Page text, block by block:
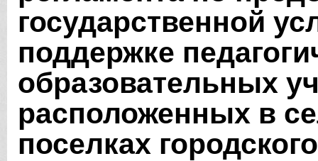
государственной
поддержке
образовательных
расположенных в
поселках